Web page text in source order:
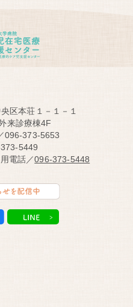
区本荘１－１－１
来診療棟4F
096-373-5653
5449
電話／096-373-5448